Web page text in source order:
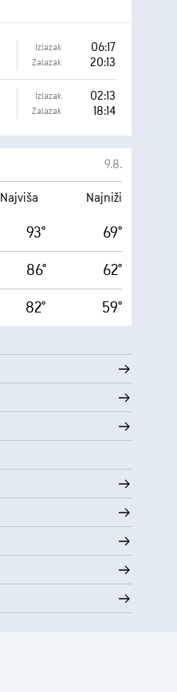
Izlazak 06:17
Zalazak 20:13
Izlazak 02:13
Zalazak 18:14
9.8.
Najviša Najniži
93° 69°
86° 62°
82° 59°